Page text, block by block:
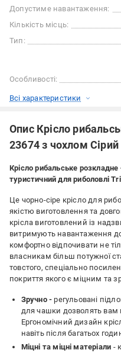
Допустиме навантаження:
Кількість місць:
Тип:
Особливості:
Всі характеристики
Опис Крісло
23674 з чохлом Сірий
Крісло рибальське
туристичний для риболовлі
Це чорно-сіре крісло для
якістю виготовлення та
крісла виготовлений із
витримують навантаження
комфортно відпочивати не
власникам більш потужної
товстого, спеціально
покриття якого є міцним та
Зручно - регульовані
для чашки дозволять вам
Ергономічний дизайн
навіть після багатьох
Міцні та міцні матеріали -